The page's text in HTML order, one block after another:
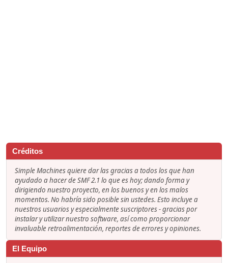
Créditos
Simple Machines quiere dar las gracias a todos los que han
ayudado a hacer de SMF 2.1 lo que es hoy; dando forma y
dirigiendo nuestro proyecto, en los buenos y en los malos
momentos. No habría sido posible sin ustedes. Esto incluye a
nuestros usuarios y especialmente suscriptores - gracias por
instalar y utilizar nuestro software, así como proporcionar
invaluable retroalimentación, reportes de errores y opiniones.
El Equipo